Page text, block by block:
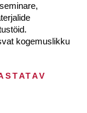
kogemuslikku